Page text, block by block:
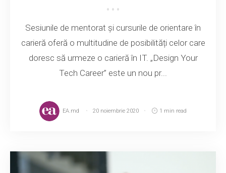
Sesiunile de mentorat și cursurile de orientare în
carieră oferă o multitudine de posibilități celor care
doresc să urmeze o carieră în IT. „Design Your
Tech Career” este un nou pr...
EA.md 20 noiembrie 2020 1 min read